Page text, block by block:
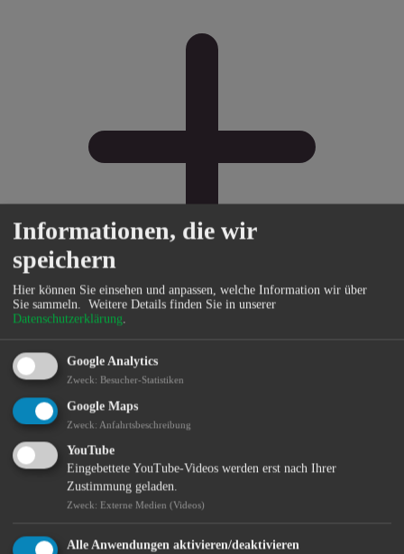
Bürgerservice
Informationen, die wir
speichern
Hier können Sie einsehen und anpassen, welche Information wir über
Sie sammeln. Weitere Details finden Sie in unserer
Datenschutzerklärung.
Google Analytics
Zweck: Besucher-Statistiken
Google Maps
Zweck: Anfahrtsbeschreibung
YouTube
Eingebettete YouTube-Videos werden erst nach Ihrer
Zustimmung geladen.
Zweck: Externe Medien (Videos)
Alle Anwendungen aktivieren/deaktivieren